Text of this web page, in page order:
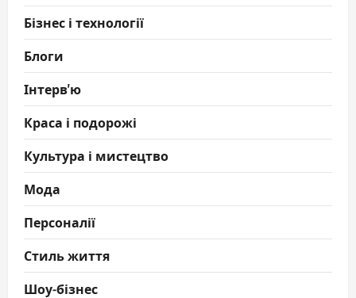
Бізнес і технології
Блоги
Інтерв'ю
Краса і подорожі
Культура і мистецтво
Мода
Персоналії
Стиль життя
Шоу-бізнес